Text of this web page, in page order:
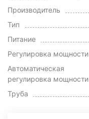
Производитель
Тип
Питание
Регулировка мощности
Автоматическая
регулировка мощности
Труба